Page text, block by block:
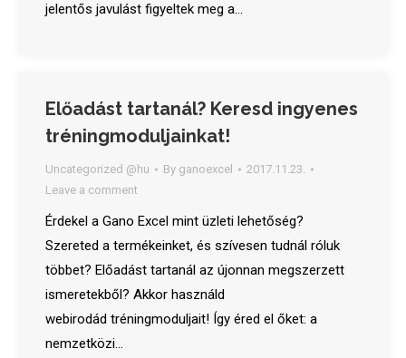
jelentős javulást figyeltek meg a…
Előadást tartanál? Keresd ingyenes
tréningmoduljainkat!
Uncategorized @hu By ganoexcel
2017.11.23.
Leave a comment
Érdekel a Gano Excel mint üzleti lehetőség?
Szereted a termékeinket, és szívesen tudnál róluk
többet? Előadást tartanál az újonnan megszerzett
ismeretekből? Akkor használd
webirodád tréningmoduljait! Így éred el őket: a
nemzetközi…